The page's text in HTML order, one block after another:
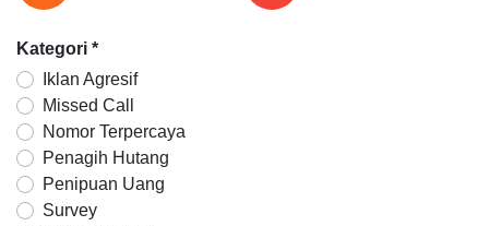
Kategori *
Iklan Agresif
Missed Call
Nomor Terpercaya
Penagih Hutang
Penipuan Uang
Survey